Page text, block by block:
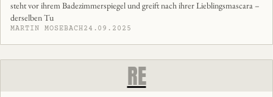
steht vor ihrem Badezimmerspiegel und greift nach ihrer Lieblingsmascara –
derselben Tu
MARTIN MOSEBACH24.09.2025
RE